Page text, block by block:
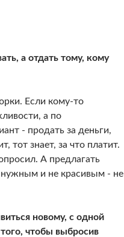
а отдать тому, кому
Если кому-то
а по
- продать за деньги,
тот знает, за что платит.
А предлагать
нужным и не красивым - не
новому, с одной
чтобы выбросив